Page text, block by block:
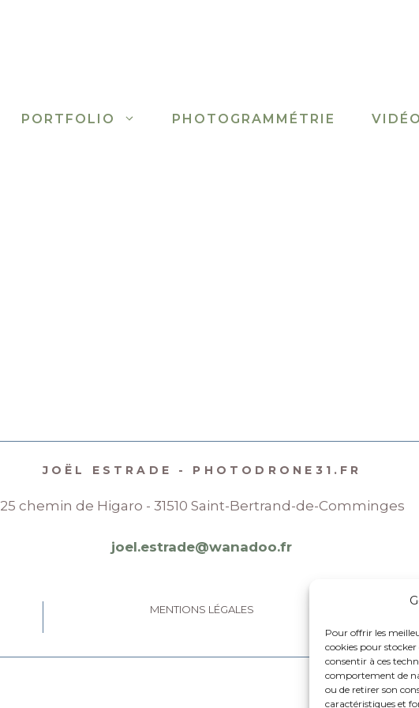
Pour offrir les
cookies pour
consentir à ces
comportement de
ou de retirer son
caractéristiques et
PORTFOLIO PHOTOGRAMMÉTRIE
JOËL ESTRADE - PHOTODRONE31.FR
25 chemin de Higaro - 31510 Saint-Bertrand-de-Comminges
joel.estrade@wanadoo.fr
MENTIONS LÉGALES